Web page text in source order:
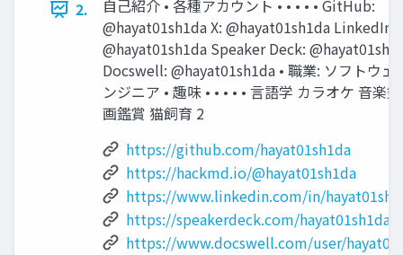
2.
自己紹介 • 各種アカウント • • • • • GitHub:
@hayat01sh1da X: @hayat01sh1da LinkedIn:
@hayat01sh1da Speaker Deck:
Docswell: @hayat01sh1da • 職業: ソフトウェ
ンジニア • 趣味 • • • • • 言語学 カラオケ 音楽
画鑑賞 猫飼育 2
https://github.com/hayat01sh1da
https://hackmd.io/@hayat01sh1da
https://www.linkedin.com/in/
https://speakerdeck.com/hayat01sh1da
https://www.docswell.com/user/